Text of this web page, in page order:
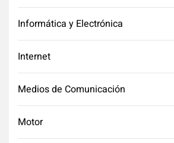
Informática y Electrónica
Internet
Medios de Comunicación
Motor